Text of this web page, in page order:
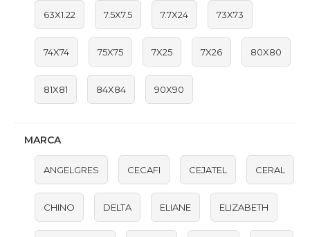
63X1.22 7.5X7.5 7.7X24 73X73
74X74 75X75 7X25 7X26 80X80
81X81 84X84 90X90
MARCA
ANGELGRES CECAFI CEJATEL CERAL
CHINO DELTA ELIANE ELIZABETH